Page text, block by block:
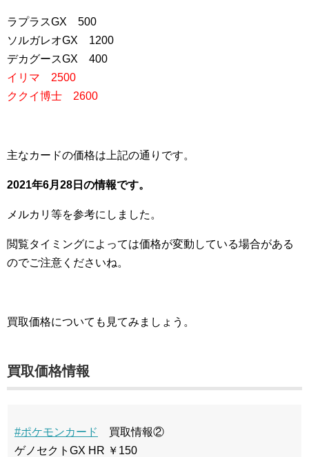
ラプラスGX 500
ソルガレオGX 1200
デカグースGX 400
イリマ 2500
ククイ博士 2600
主なカードの価格は上記の通りです。
2021年6月28日の情報です。
メルカリ等を参考にしました。
閲覧タイミングによっては価格が変動している場合がある
のでご注意くださいね。
買取価格についても見てみましょう。
買取価格情報
#ポケモンカード
買取情報②
ゲノセクトGX HR ￥150